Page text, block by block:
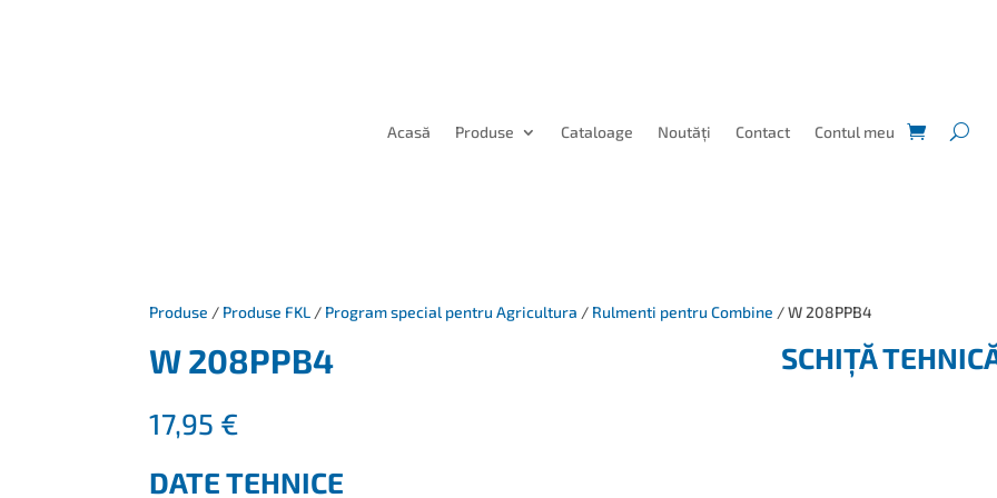
Acasă Produse Cataloage Noutăți Contact Contul meu
Produse / Produse FKL / Program special pentru Agricultura / Rulmenti pentru Combine / W 208PPB4
W 208PPB4
17,95 €
DATE TEHNICE
SCHIȚĂ